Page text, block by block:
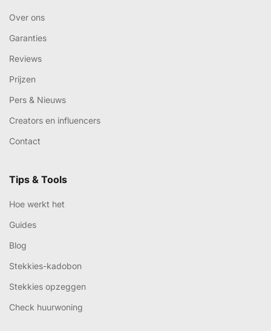
Over ons
Garanties
Reviews
Prijzen
Pers & Nieuws
Creators en influencers
Contact
Tips & Tools
Hoe werkt het
Guides
Blog
Stekkies-kadobon
Stekkies opzeggen
Check huurwoning